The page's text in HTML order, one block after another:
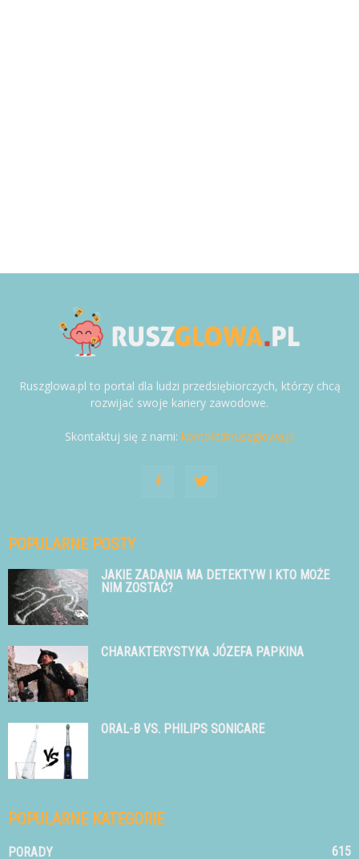
Ruszglowa.pl to portal dla ludzi przedsiębiorczych, którzy chcą
rozwijać swoje kariery zawodowe.
Skontaktuj się z nami: kontakt@ruszglowa.pl
POPULARNE POSTY
JAKIE ZADANIA MA DETEKTYW I KTO MOŻE
NIM ZOSTAĆ?
CHARAKTERYSTYKA JÓZEFA PAPKINA
ORAL-B VS. PHILIPS SONICARE
POPULARNE KATEGORIE
PORADY 615